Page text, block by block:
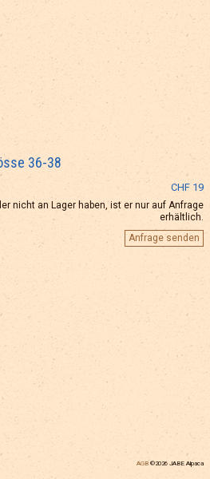
36-38
CHF 19
nicht an Lager haben, ist er nur auf Anfrage
erhältlich.
Anfrage senden
AGB ©2026 JABE Alpaca